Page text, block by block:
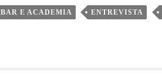
BAR E ACADEMIA ENTREVISTA